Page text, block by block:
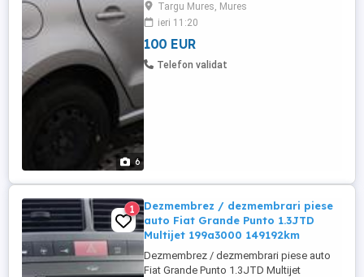
6
Targu Mures, Mures
ieri 11:20
100 EUR
Telefon validat
1
Dezmembrez / dezmembrari piese
auto Fiat Grande Punto 1.3JTD
Multijet 199a3000 149192km
Dezmembrez / dezmembrari piese auto
Fiat Grande Punto 1.3JTD Multijet